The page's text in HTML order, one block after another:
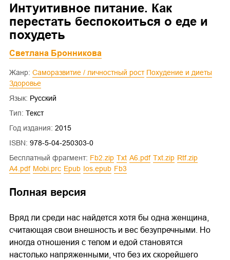
Интуитивное питание. Как
перестать беспокоиться о еде и
похудеть
Светлана Бронникова
Жанр: Саморазвитие / личностный рост
Похудение и диеты
Здоровье
Язык: Русский
Тип: Текст
Год издания: 2015
ISBN: 978-5-04-250303-0
Бесплатный фрагмент:
fb2.zip txt a6.pdf txt.zip
rtf.zip
a4.pdf
mobi.prc epub ios.epub fb3
Полная версия
Вряд ли среди нас найдется хотя бы одна женщина,
считающая свои внешность и вес безупречными. Но
иногда отношения с телом и едой становятся
настолько напряженными, что без их скорейшего